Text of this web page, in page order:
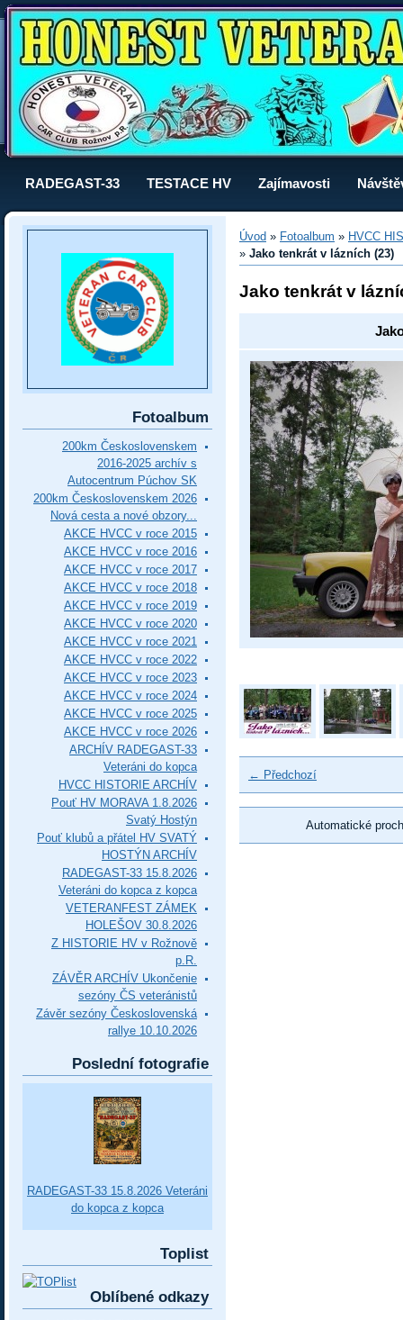
RADEGAST-33 TESTACE HV Zajímavosti
Úvod » Fotoalbum » HVCC
» Jako tenkrát v lázních (23)
Jako tenkrát v
← Předchozí
Automatické
Fotoalbum
200km Československem
2016-2025 archív s
Autocentrum Púchov SK
200km Československem 2026
Nová cesta a nové obzory...
AKCE HVCC v roce 2015
AKCE HVCC v roce 2016
AKCE HVCC v roce 2017
AKCE HVCC v roce 2018
AKCE HVCC v roce 2019
AKCE HVCC v roce 2020
AKCE HVCC v roce 2021
AKCE HVCC v roce 2022
AKCE HVCC v roce 2023
AKCE HVCC v roce 2024
AKCE HVCC v roce 2025
AKCE HVCC v roce 2026
ARCHÍV RADEGAST-33
Veteráni do kopca
HVCC HISTORIE ARCHÍV
Pouť HV MORAVA 1.8.2026
Svatý Hostýn
Pouť klubů a přátel HV SVATÝ
HOSTÝN ARCHÍV
RADEGAST-33 15.8.2026
Veteráni do kopca z kopca
VETERANFEST ZÁMEK
HOLEŠOV 30.8.2026
Z HISTORIE HV v Rožnově
p.R.
ZÁVĚR ARCHÍV Ukončenie
sezóny ČS veteránistů
Závěr sezóny Československá
rallye 10.10.2026
Poslední fotografie
RADEGAST-33 15.8.2026 Veteráni
do kopca z kopca
Toplist
Oblíbené odkazy